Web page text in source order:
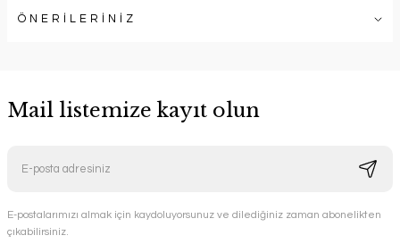
ÖNERİLERİNİZ
Mail listemize kayıt olun
E-postalarımızı almak için kaydoluyorsunuz ve dilediğiniz zaman abonelikten
çıkabilirsiniz.